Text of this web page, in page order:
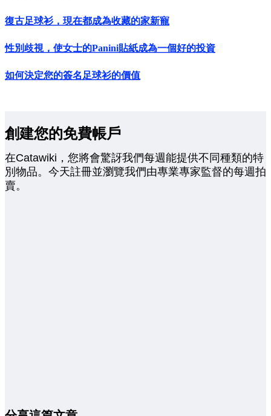
復古足球衫，現在都成為收藏的家新寵
性別歧視，使女士的Panini貼紙成為一個好的投資
如何決定您的簽名足球衫的價值
創建您的免費帳戶
在Catawiki，您將會驚訝我們每週能提供不同種類的特
別物品。今天註冊並瀏覽我們由專業專家監督的每週拍
賣。